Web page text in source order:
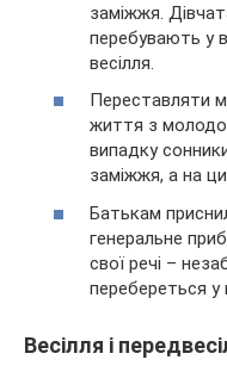
заміжжя.
перебувають у
весілля.
Переставляти
життя з
випадку
заміжжя, а на
Батькам
генеральне
свої речі –
перебереться у
Весілля і